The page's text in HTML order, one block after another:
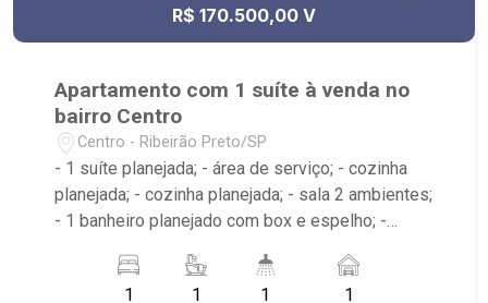
R$ 170.500,00 V
Apartamento com 1 suíte à venda no
bairro Centro
Centro - Ribeirão Preto/SP
- 1 suíte planejada; - área de serviço; - cozinha
planejada; - cozinha planejada; - sala 2 ambientes;
- 1 banheiro planejado com box e espelho; -
1 1 1 1